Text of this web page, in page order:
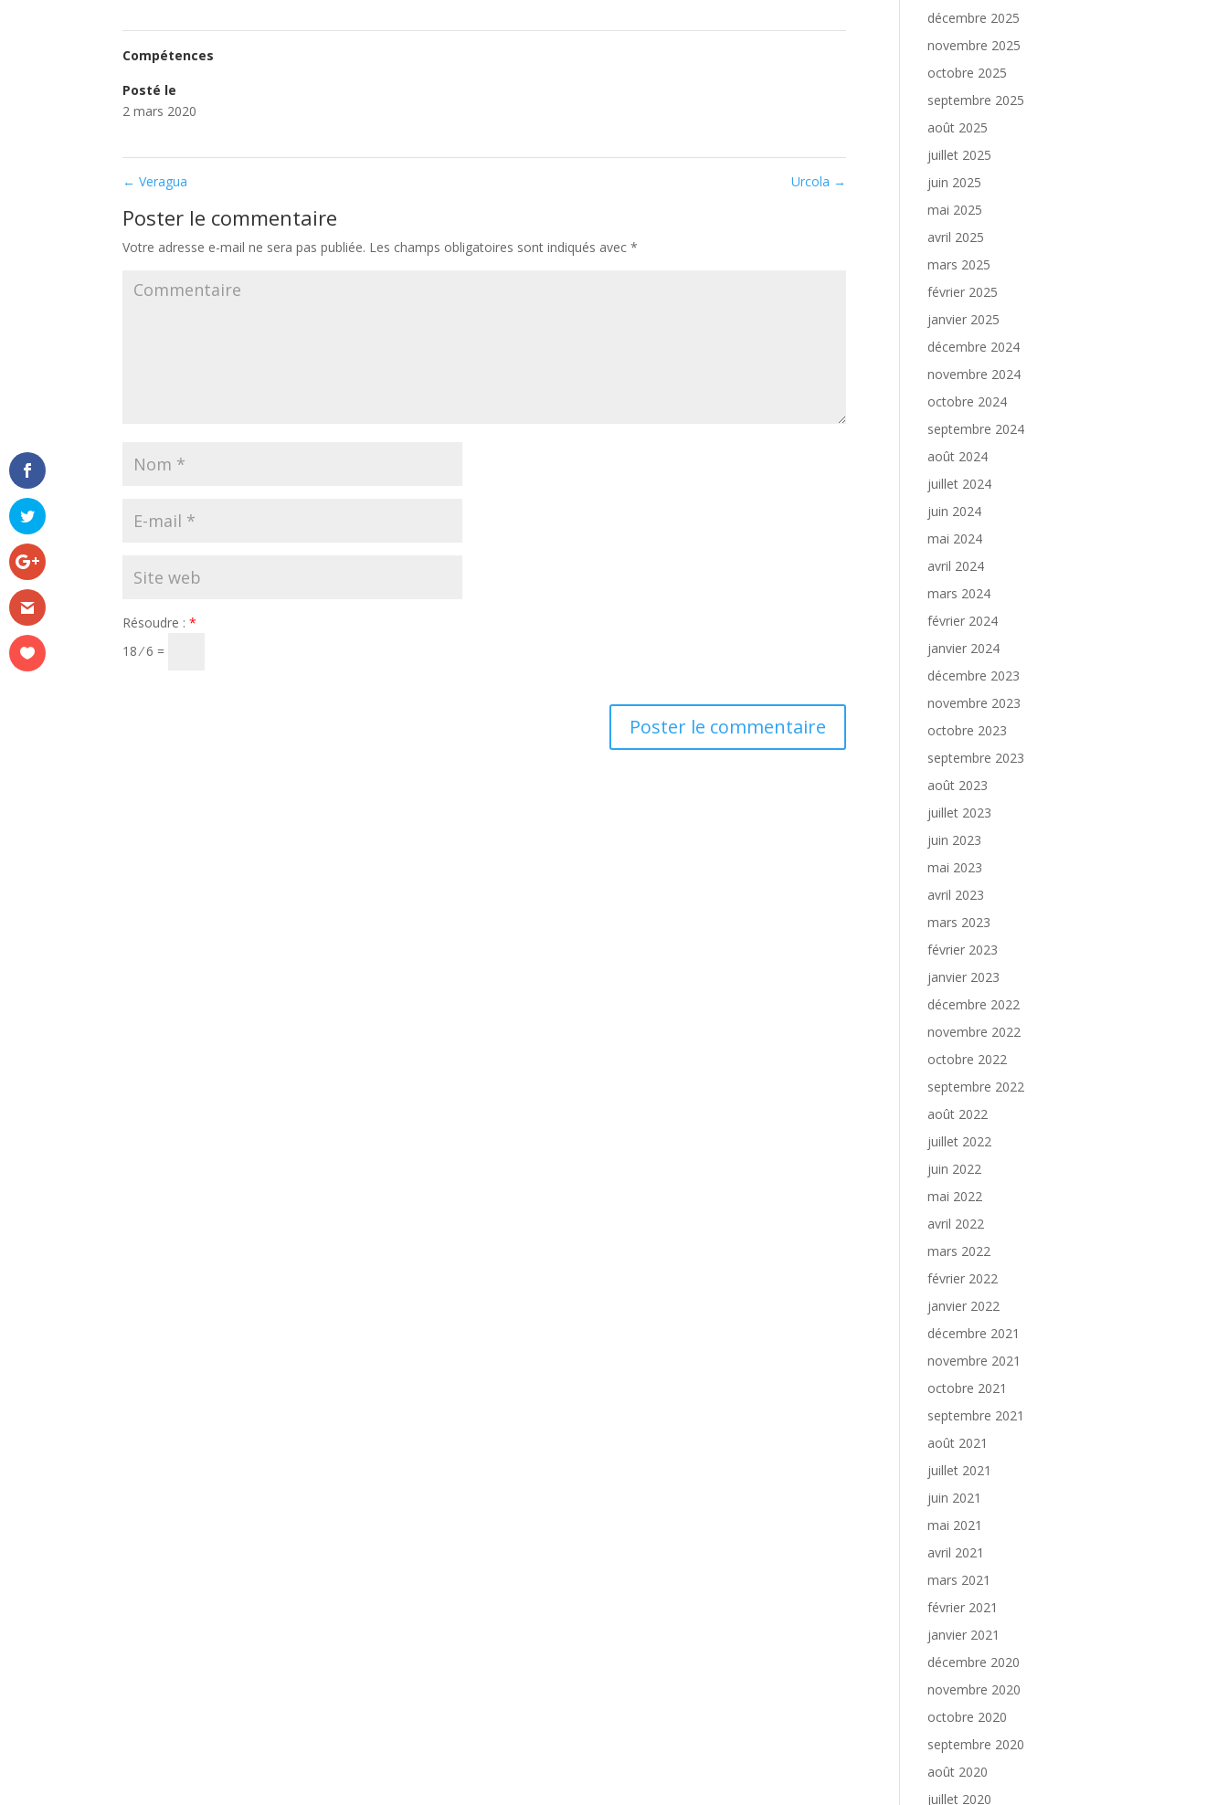
Compétences
Posté le
2 mars 2020
← Veragua Urcola →
Poster le commentaire
Votre adresse e-mail ne sera pas publiée. Les champs obligatoires sont indiqués avec*
Résoudre :*
18 ⁄ 6 =
décembre 2025
novembre 2025
octobre 2025
septembre 2025
août 2025
juillet 2025
juin 2025
mai 2025
avril 2025
mars 2025
février 2025
janvier 2025
décembre 2024
novembre 2024
octobre 2024
septembre 2024
août 2024
juillet 2024
juin 2024
mai 2024
avril 2024
mars 2024
février 2024
janvier 2024
décembre 2023
novembre 2023
octobre 2023
septembre 2023
août 2023
juillet 2023
juin 2023
mai 2023
avril 2023
mars 2023
février 2023
janvier 2023
décembre 2022
novembre 2022
octobre 2022
septembre 2022
août 2022
juillet 2022
juin 2022
mai 2022
avril 2022
mars 2022
février 2022
janvier 2022
décembre 2021
novembre 2021
octobre 2021
septembre 2021
août 2021
juillet 2021
juin 2021
mai 2021
avril 2021
mars 2021
février 2021
janvier 2021
décembre 2020
novembre 2020
octobre 2020
septembre 2020
août 2020
juillet 2020